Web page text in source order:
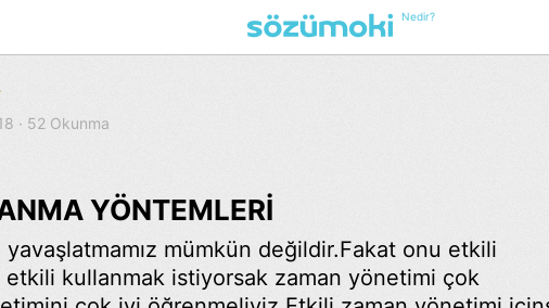
Nedir?
· 52 Okunma
YÖNTEMLERİ
yavaşlatmamız mümkün değildir.Fakat onu etkili
etkili kullanmak istiyorsak zaman yönetimi çok